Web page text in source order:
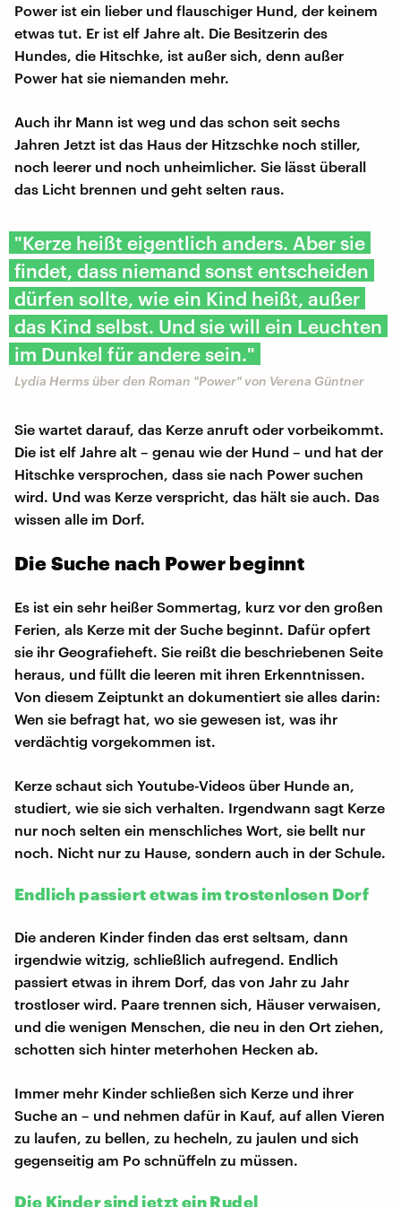
Power ist ein lieber und flauschiger Hund, der keinem
etwas tut. Er ist elf Jahre alt. Die Besitzerin des
Hundes, die Hitschke, ist außer sich, denn außer
Power hat sie niemanden mehr.
Auch ihr Mann ist weg und das schon seit sechs
Jahren Jetzt ist das Haus der Hitzschke noch stiller,
noch leerer und noch unheimlicher. Sie lässt überall
das Licht brennen und geht selten raus.
"Kerze heißt eigentlich anders. Aber sie
findet, dass niemand sonst entscheiden
dürfen sollte, wie ein Kind heißt, außer
das Kind selbst. Und sie will ein Leuchten
im Dunkel für andere sein."
Lydia Herms über den Roman "Power" von Verena Güntner
Sie wartet darauf, das Kerze anruft oder vorbeikommt.
Die ist elf Jahre alt – genau wie der Hund – und hat der
Hitschke versprochen, dass sie nach Power suchen
wird. Und was Kerze verspricht, das hält sie auch. Das
wissen alle im Dorf.
Die Suche nach Power beginnt
Es ist ein sehr heißer Sommertag, kurz vor den großen
Ferien, als Kerze mit der Suche beginnt. Dafür opfert
sie ihr Geografieheft. Sie reißt die beschriebenen Seite
heraus, und füllt die leeren mit ihren Erkenntnissen.
Von diesem Zeiptunkt an dokumentiert sie alles darin:
Wen sie befragt hat, wo sie gewesen ist, was ihr
verdächtig vorgekommen ist.
Kerze schaut sich Youtube-Videos über Hunde an,
studiert, wie sie sich verhalten. Irgendwann sagt Kerze
nur noch selten ein menschliches Wort, sie bellt nur
noch. Nicht nur zu Hause, sondern auch in der Schule.
Endlich passiert etwas im trostenlosen Dorf
Die anderen Kinder finden das erst seltsam, dann
irgendwie witzig, schließlich aufregend. Endlich
passiert etwas in ihrem Dorf, das von Jahr zu Jahr
trostloser wird. Paare trennen sich, Häuser verwaisen,
und die wenigen Menschen, die neu in den Ort ziehen,
schotten sich hinter meterhohen Hecken ab.
Immer mehr Kinder schließen sich Kerze und ihrer
Suche an – und nehmen dafür in Kauf, auf allen Vieren
zu laufen, zu bellen, zu hecheln, zu jaulen und sich
gegenseitig am Po schnüffeln zu müssen.
Die Kinder sind jetzt ein Rudel